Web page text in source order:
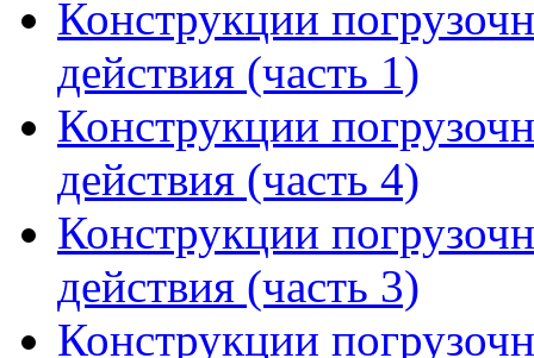
Конструкции
действия (часть 1)
Конструкции
действия (часть 4)
Конструкции
действия (часть 3)
Конструкции